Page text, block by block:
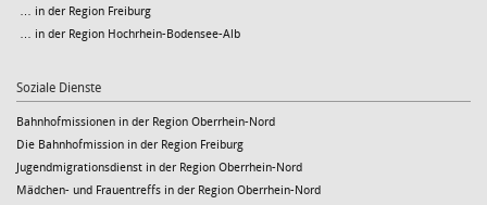
… in der Region Freiburg
… in der Region Hochrhein-Bodensee-Alb
Soziale Dienste
Bahnhofmissionen in der Region Oberrhein-Nord
Die Bahnhofmission in der Region Freiburg
Jugendmigrationsdienst in der Region Oberrhein-Nord
Mädchen- und Frauentreffs in der Region Oberrhein-Nord